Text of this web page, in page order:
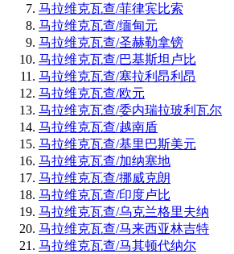
马拉维克瓦查/菲律宾比索
马拉维克瓦查/缅甸元
马拉维克瓦查/圣赫勒拿镑
马拉维克瓦查/巴基斯坦卢比
马拉维克瓦查/塞拉利昂利昂
马拉维克瓦查/欧元
马拉维克瓦查/委内瑞拉玻利瓦尔
马拉维克瓦查/越南盾
马拉维克瓦查/基里巴斯美元
马拉维克瓦查/加纳塞地
马拉维克瓦查/挪威克朗
马拉维克瓦查/印度卢比
马拉维克瓦查/乌克兰格里夫纳
马拉维克瓦查/马来西亚林吉特
马拉维克瓦查/马其顿代纳尔